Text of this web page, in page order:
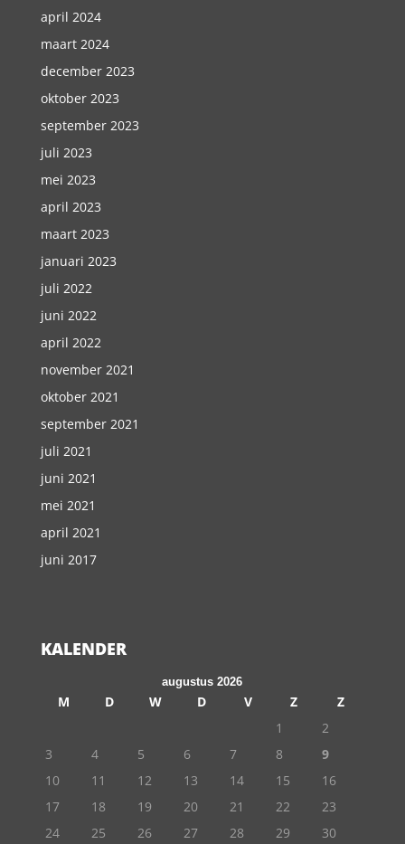
april 2024
maart 2024
december 2023
oktober 2023
september 2023
juli 2023
mei 2023
april 2023
maart 2023
januari 2023
juli 2022
juni 2022
april 2022
november 2021
oktober 2021
september 2021
juli 2021
juni 2021
mei 2021
april 2021
juni 2017
KALENDER
augustus 2026
M D W D V Z
Z
1
2
3
4 5 6 7 8
9
10
11 12 13 14 15
16
17
18 19 20 21 22
23
24
25 26 27 28 29 30